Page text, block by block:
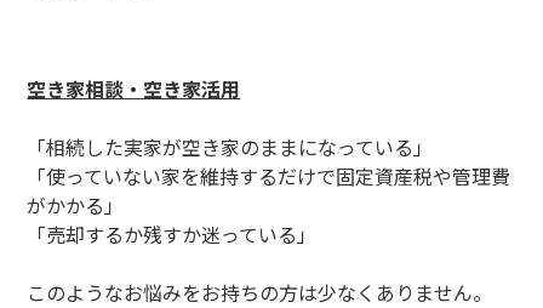
空き家相談・空き家活用
「相続した実家が空き家のままになっている」
「使っていない家を維持するだけで固定資産税や管理費
がかかる」
「売却するか残すか迷っている」
このようなお悩みをお持ちの方は少なくありません。